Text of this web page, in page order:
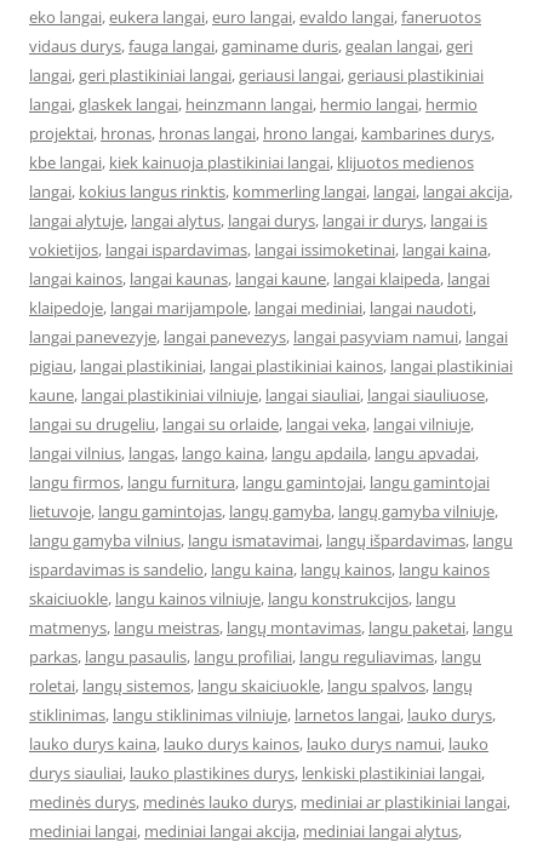
eko langai,eukera langai,euro langai,evaldo langai,faneruotos
vidaus durys,fauga langai,gaminame duris,gealan langai,geri
langai,geri plastikiniai langai,geriausi langai,geriausi plastikiniai
langai,glaskek langai, heinzmann langai, hermio langai, hermio
projektai, hronas, hronas langai, hrono langai, kambarines durys,
kbe langai, kiek kainuoja plastikiniai langai, klijuotos medienos
langai, kokius langus rinktis, kommerling langai, langai, langai akcija,
langai alytuje, langai alytus, langai durys, langai ir durys, langai is
vokietijos, langai ispardavimas, langai issimoketinai, langai kaina,
langai kainos, langai kaunas, langai kaune, langai klaipeda, langai
klaipedoje, langai marijampole, langai mediniai, langai naudoti,
langai panevezyje, langai panevezys, langai pasyviam namui, langai
pigiau, langai plastikiniai, langai plastikiniai kainos, langai plastikiniai
kaune, langai plastikiniai vilniuje, langai siauliai, langai siauliuose,
langai su drugeliu, langai su orlaide, langai veka, langai vilniuje,
langai vilnius, langas, lango kaina, langu apdaila, langu apvadai,
langu firmos, langu furnitura, langu gamintojai, langu gamintojai
lietuvoje, langu gamintojas, langų gamyba, langų gamyba vilniuje,
langu gamyba vilnius, langu ismatavimai, langų išpardavimas, langu
ispardavimas is sandelio, langu kaina, langų kainos, langu kainos
skaiciuokle, langu kainos vilniuje, langu konstrukcijos, langu
matmenys, langu meistras, langų montavimas, langu paketai, langu
parkas, langu pasaulis, langu profiliai, langu reguliavimas, langu
roletai, langų sistemos, langu skaiciuokle, langu spalvos, langų
stiklinimas, langu stiklinimas vilniuje, larnetos langai, lauko durys,
lauko durys kaina, lauko durys kainos, lauko durys namui, lauko
durys siauliai, lauko plastikines durys, lenkiski plastikiniai langai,
medinės durys, medinės lauko durys, mediniai ar plastikiniai langai,
mediniai langai, mediniai langai akcija, mediniai langai alytus,